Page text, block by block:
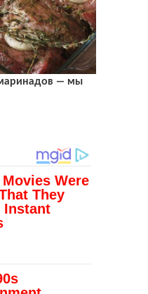
— мы